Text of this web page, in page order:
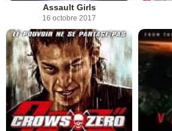
Assault Girls
16 octobre 2017